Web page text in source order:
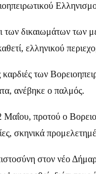
δικαιωμάτων των
ελληνικού
καρδιές των
ανέβηκε ο παλμός.
προτού ο
σκηνικά
στον νέο